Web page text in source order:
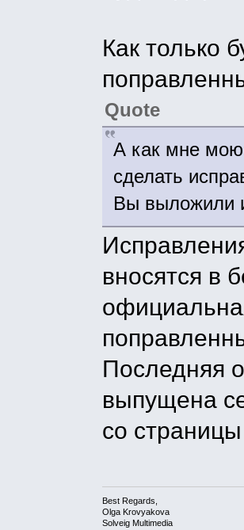
Как только
Quote
А как мне
сделать
Вы выложили
вносятся в
Последняя
выпущена
со
Best Regards,
Olga Krovyakova
Solveig Multimedia